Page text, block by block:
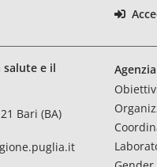
salute e il
Bari (BA)
Agenzia